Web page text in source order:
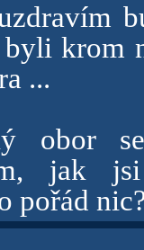
krom
...
obor
jak
pořád